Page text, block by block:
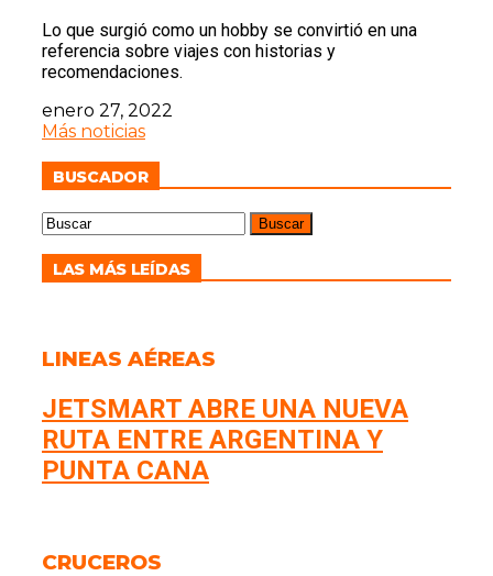
Lo que surgió como un hobby se convirtió en una
referencia sobre viajes con historias y
recomendaciones.
enero 27, 2022
Más noticias
BUSCADOR
LAS MÁS LEÍDAS
LINEAS AÉREAS
JETSMART ABRE UNA NUEVA
RUTA ENTRE ARGENTINA Y
PUNTA CANA
CRUCEROS